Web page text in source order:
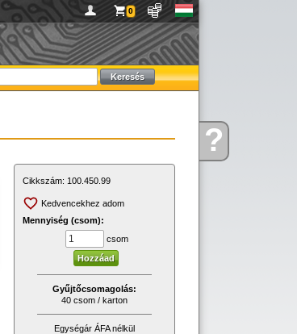
Kérdése?
0
Cikkszám: 100.450.99
Kedvencekhez adom
Mennyiség (csom):
csom
Gyűjtőcsomagolás:
40 csom / karton
Egységár ÁFA nélkül